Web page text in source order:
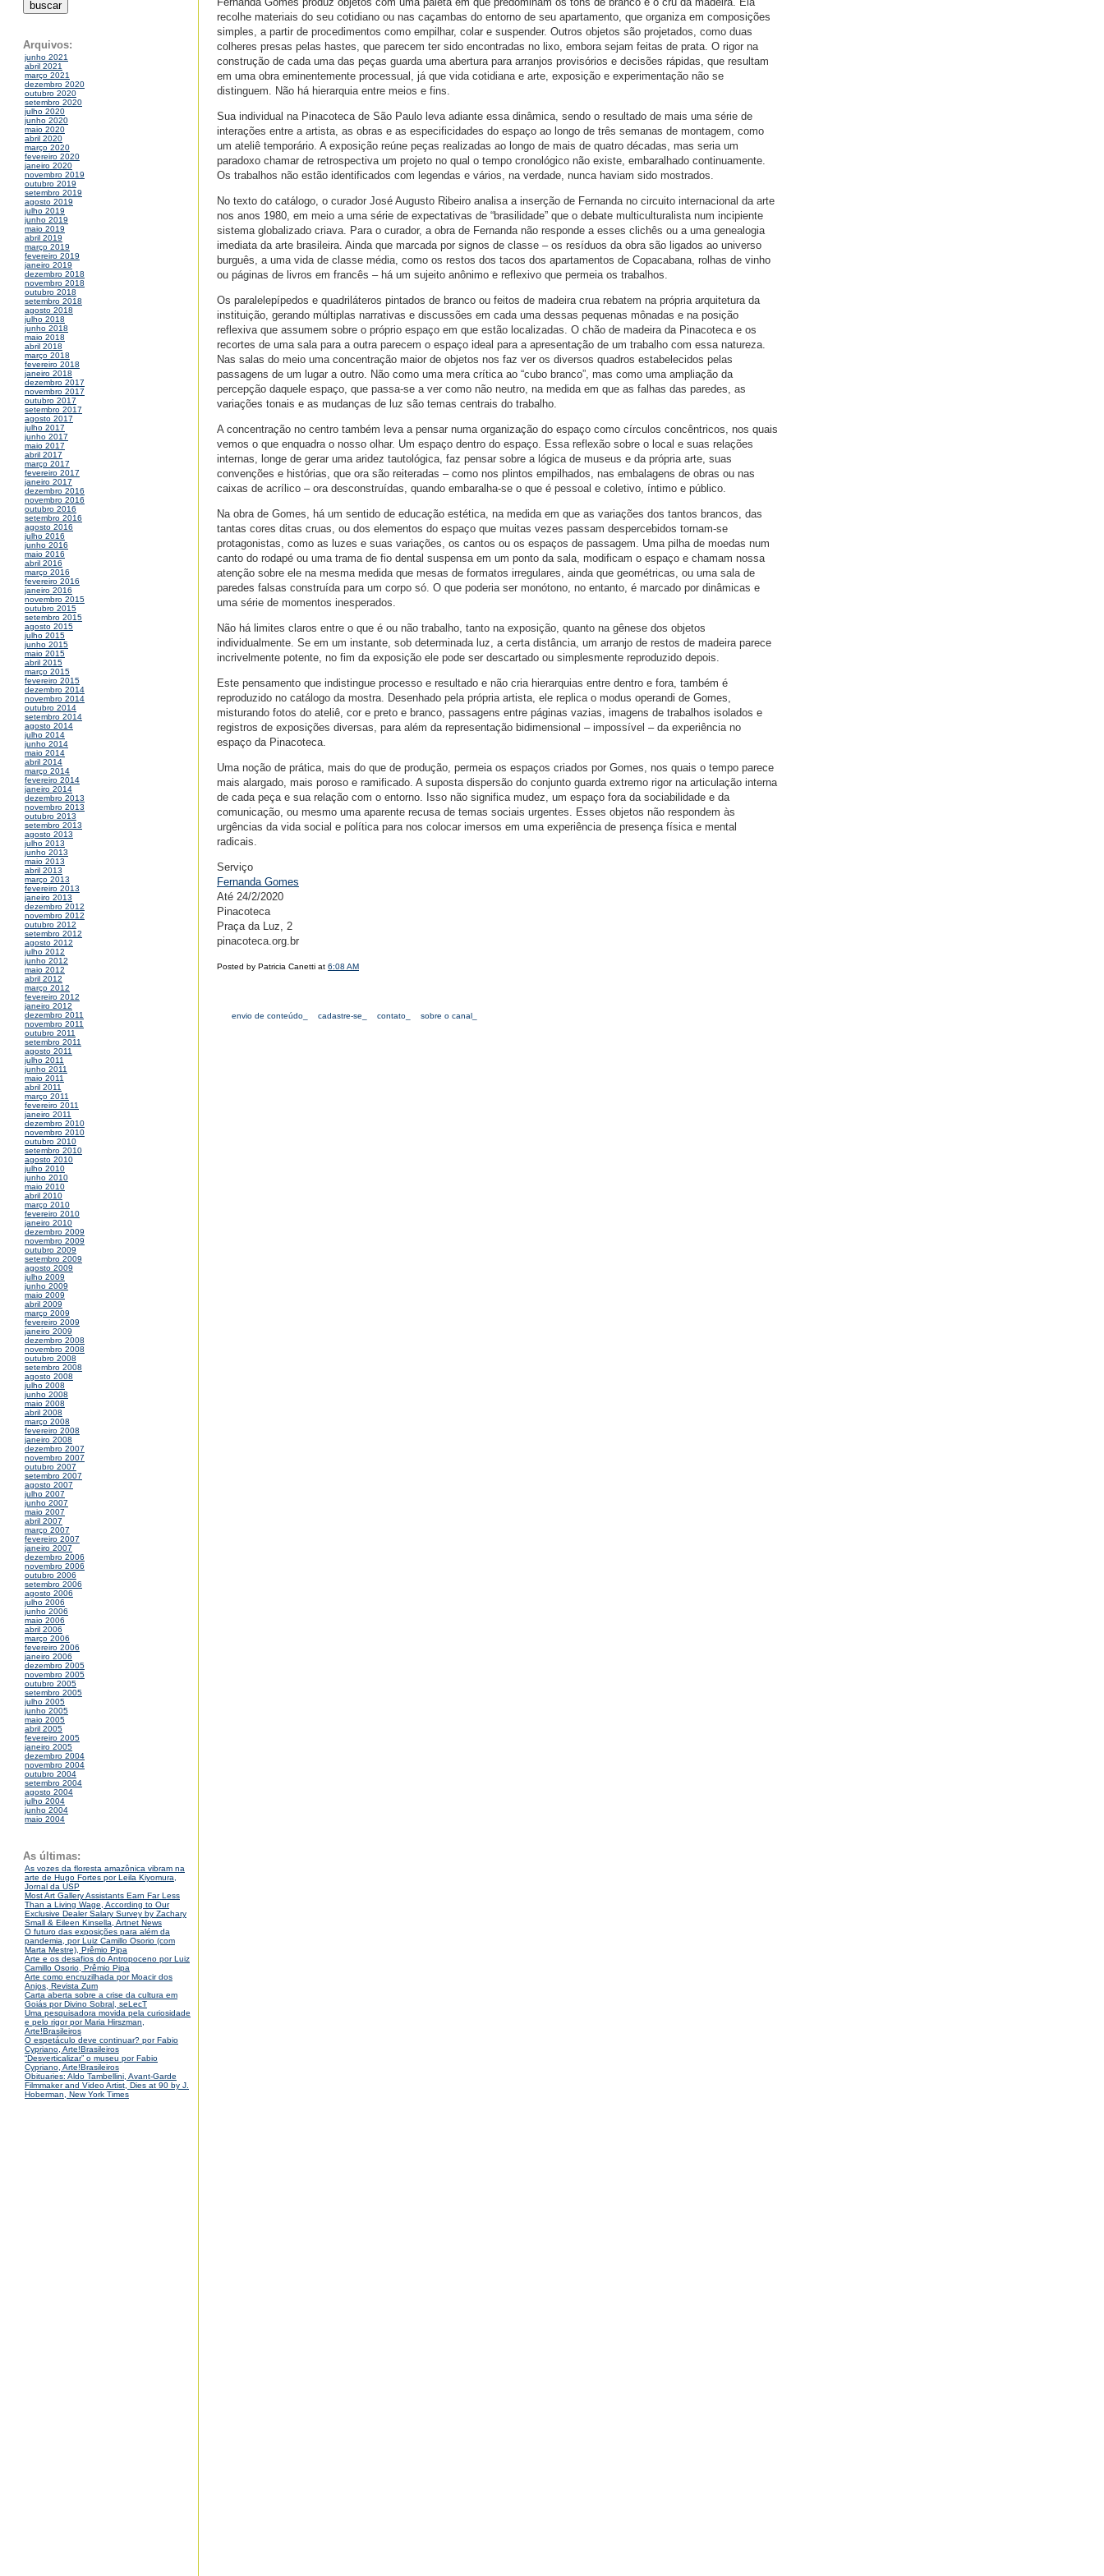
Arquivos:
junho 2021
abril 2021
março 2021
dezembro 2020
outubro 2020
setembro 2020
julho 2020
junho 2020
maio 2020
abril 2020
março 2020
fevereiro 2020
janeiro 2020
novembro 2019
outubro 2019
setembro 2019
agosto 2019
julho 2019
junho 2019
maio 2019
abril 2019
março 2019
fevereiro 2019
janeiro 2019
dezembro 2018
novembro 2018
outubro 2018
setembro 2018
agosto 2018
julho 2018
junho 2018
maio 2018
abril 2018
março 2018
fevereiro 2018
janeiro 2018
dezembro 2017
novembro 2017
outubro 2017
setembro 2017
agosto 2017
julho 2017
junho 2017
maio 2017
abril 2017
março 2017
fevereiro 2017
janeiro 2017
dezembro 2016
novembro 2016
outubro 2016
setembro 2016
agosto 2016
julho 2016
junho 2016
maio 2016
abril 2016
março 2016
fevereiro 2016
janeiro 2016
novembro 2015
outubro 2015
setembro 2015
agosto 2015
julho 2015
junho 2015
maio 2015
abril 2015
março 2015
fevereiro 2015
dezembro 2014
novembro 2014
outubro 2014
setembro 2014
agosto 2014
julho 2014
junho 2014
maio 2014
abril 2014
março 2014
fevereiro 2014
janeiro 2014
dezembro 2013
novembro 2013
outubro 2013
setembro 2013
agosto 2013
julho 2013
junho 2013
maio 2013
abril 2013
março 2013
fevereiro 2013
janeiro 2013
dezembro 2012
novembro 2012
outubro 2012
setembro 2012
agosto 2012
julho 2012
junho 2012
maio 2012
abril 2012
março 2012
fevereiro 2012
janeiro 2012
dezembro 2011
novembro 2011
outubro 2011
setembro 2011
agosto 2011
julho 2011
junho 2011
maio 2011
abril 2011
março 2011
fevereiro 2011
janeiro 2011
dezembro 2010
novembro 2010
outubro 2010
setembro 2010
agosto 2010
julho 2010
junho 2010
maio 2010
abril 2010
março 2010
fevereiro 2010
janeiro 2010
dezembro 2009
novembro 2009
outubro 2009
setembro 2009
agosto 2009
julho 2009
junho 2009
maio 2009
abril 2009
março 2009
fevereiro 2009
janeiro 2009
dezembro 2008
novembro 2008
outubro 2008
setembro 2008
agosto 2008
julho 2008
junho 2008
maio 2008
abril 2008
março 2008
fevereiro 2008
janeiro 2008
dezembro 2007
novembro 2007
outubro 2007
setembro 2007
agosto 2007
julho 2007
junho 2007
maio 2007
abril 2007
março 2007
fevereiro 2007
janeiro 2007
dezembro 2006
novembro 2006
outubro 2006
setembro 2006
agosto 2006
julho 2006
junho 2006
maio 2006
abril 2006
março 2006
fevereiro 2006
janeiro 2006
dezembro 2005
novembro 2005
outubro 2005
setembro 2005
julho 2005
junho 2005
maio 2005
abril 2005
fevereiro 2005
janeiro 2005
dezembro 2004
novembro 2004
outubro 2004
setembro 2004
agosto 2004
julho 2004
junho 2004
maio 2004
As últimas:
As vozes da floresta amazônica vibram na
arte de Hugo Fortes por Leila Kiyomura,
Jornal da USP
Most Art Gallery Assistants Earn Far Less
Than a Living Wage, According to Our
Exclusive Dealer Salary Survey by Zachary
Small & Eileen Kinsella, Artnet News
O futuro das exposições para além da
pandemia, por Luiz Camillo Osorio (com
Marta Mestre), Prêmio Pipa
Arte e os desafios do Antropoceno por Luiz
Camillo Osorio, Prêmio Pipa
Arte como encruzilhada por Moacir dos
Anjos, Revista Zum
Carta aberta sobre a crise da cultura em
Goiás por Divino Sobral, seLecT
Uma pesquisadora movida pela curiosidade
e pelo rigor por Maria Hirszman,
Arte!Brasileiros
O espetáculo deve continuar? por Fabio
Cypriano, Arte!Brasileiros
“Desverticalizar” o museu por Fabio
Cypriano, Arte!Brasileiros
Obituaries: Aldo Tambellini, Avant-Garde
Filmmaker and Video Artist, Dies at 90 by J.
Hoberman, New York Times
recolhe materiais do seu cotidiano ou nas caçambas do entorno de seu apartamento, que organiza em composições
simples, a partir de procedimentos como empilhar, colar e suspender. Outros objetos são projetados, como duas
colheres presas pelas hastes, que parecem ter sido encontradas no lixo, embora sejam feitas de prata. O rigor na
construção de cada uma das peças guarda uma abertura para arranjos provisórios e decisões rápidas, que resultam
em uma obra eminentemente processual, já que vida cotidiana e arte, exposição e experimentação não se
distinguem. Não há hierarquia entre meios e fins.
Sua individual na Pinacoteca de São Paulo leva adiante essa dinâmica, sendo o resultado de mais uma série de
interações entre a artista, as obras e as especificidades do espaço ao longo de três semanas de montagem, como
um ateliê temporário. A exposição reúne peças realizadas ao longo de mais de quatro décadas, mas seria um
paradoxo chamar de retrospectiva um projeto no qual o tempo cronológico não existe, embaralhado continuamente.
Os trabalhos não estão identificados com legendas e vários, na verdade, nunca haviam sido mostrados.
No texto do catálogo, o curador José Augusto Ribeiro analisa a inserção de Fernanda no circuito internacional da arte
nos anos 1980, em meio a uma série de expectativas de “brasilidade” que o debate multiculturalista num incipiente
sistema globalizado criava. Para o curador, a obra de Fernanda não responde a esses clichês ou a uma genealogia
imediata da arte brasileira. Ainda que marcada por signos de classe – os resíduos da obra são ligados ao universo
burguês, a uma vida de classe média, como os restos dos tacos dos apartamentos de Copacabana, rolhas de vinho
ou páginas de livros em francês – há um sujeito anônimo e reflexivo que permeia os trabalhos.
Os paralelepípedos e quadriláteros pintados de branco ou feitos de madeira crua rebatem na própria arquitetura da
instituição, gerando múltiplas narrativas e discussões em cada uma dessas pequenas mônadas e na posição
reflexiva que assumem sobre o próprio espaço em que estão localizadas. O chão de madeira da Pinacoteca e os
recortes de uma sala para a outra parecem o espaço ideal para a apresentação de um trabalho com essa natureza.
Nas salas do meio uma concentração maior de objetos nos faz ver os diversos quadros estabelecidos pelas
passagens de um lugar a outro. Não como uma mera crítica ao “cubo branco”, mas como uma ampliação da
percepção daquele espaço, que passa-se a ver como não neutro, na medida em que as falhas das paredes, as
variações tonais e as mudanças de luz são temas centrais do trabalho.
A concentração no centro também leva a pensar numa organização do espaço como círculos concêntricos, nos quais
vemos o que enquadra o nosso olhar. Um espaço dentro do espaço. Essa reflexão sobre o local e suas relações
internas, longe de gerar uma aridez tautológica, faz pensar sobre a lógica de museus e da própria arte, suas
convenções e histórias, que ora são reiteradas – como nos plintos empilhados, nas embalagens de obras ou nas
caixas de acrílico – ora desconstruídas, quando embaralha-se o que é pessoal e coletivo, íntimo e público.
Na obra de Gomes, há um sentido de educação estética, na medida em que as variações dos tantos brancos, das
tantas cores ditas cruas, ou dos elementos do espaço que muitas vezes passam despercebidos tornam-se
protagonistas, como as luzes e suas variações, os cantos ou os espaços de passagem. Uma pilha de moedas num
canto do rodapé ou uma trama de fio dental suspensa em um ponto da sala, modificam o espaço e chamam nossa
atenção sobre ele na mesma medida que mesas de formatos irregulares, ainda que geométricas, ou uma sala de
paredes falsas construída para um corpo só. O que poderia ser monótono, no entanto, é marcado por dinâmicas e
uma série de momentos inesperados.
Não há limites claros entre o que é ou não trabalho, tanto na exposição, quanto na gênese dos objetos
individualmente. Se em um instante, sob determinada luz, a certa distância, um arranjo de restos de madeira parece
incrivelmente potente, no fim da exposição ele pode ser descartado ou simplesmente reproduzido depois.
Este pensamento que indistingue processo e resultado e não cria hierarquias entre dentro e fora, também é
reproduzido no catálogo da mostra. Desenhado pela própria artista, ele replica o modus operandi de Gomes,
misturando fotos do ateliê, cor e preto e branco, passagens entre páginas vazias, imagens de trabalhos isolados e
registros de exposições diversas, para além da representação bidimensional – impossível – da experiência no
espaço da Pinacoteca.
Uma noção de prática, mais do que de produção, permeia os espaços criados por Gomes, nos quais o tempo parece
mais alargado, mais poroso e ramificado. A suposta dispersão do conjunto guarda extremo rigor na articulação interna
de cada peça e sua relação com o entorno. Isso não significa mudez, um espaço fora da sociabilidade e da
comunicação, ou mesmo uma aparente recusa de temas sociais urgentes. Esses objetos não respondem às
urgências da vida social e política para nos colocar imersos em uma experiência de presença física e mental
radicais.
Serviço
Fernanda Gomes
Até 24/2/2020
Pinacoteca
Praça da Luz, 2
pinacoteca.org.br
Posted by Patricia Canetti at 6:08 AM
envio de conteúdo_ cadastre-se_ contato_ sobre o canal_